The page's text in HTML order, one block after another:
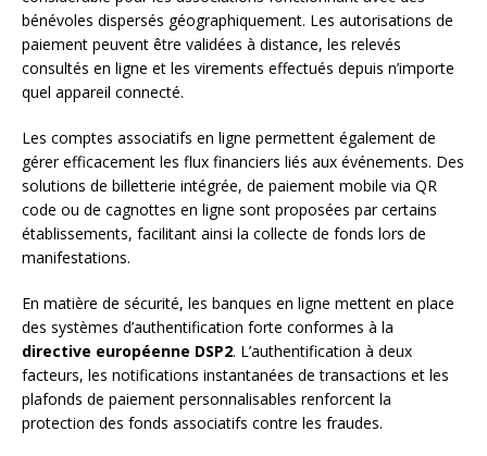
bénévoles dispersés géographiquement. Les autorisations de
paiement peuvent être validées à distance, les relevés
consultés en ligne et les virements effectués depuis n’importe
quel appareil connecté.
Les comptes associatifs en ligne permettent également de
gérer efficacement les flux financiers liés aux événements. Des
solutions de billetterie intégrée, de paiement mobile via QR
code ou de cagnottes en ligne sont proposées par certains
établissements, facilitant ainsi la collecte de fonds lors de
manifestations.
En matière de sécurité, les banques en ligne mettent en place
des systèmes d’authentification forte conformes à la
directive européenne DSP2. L’authentification à deux
facteurs, les notifications instantanées de transactions et les
plafonds de paiement personnalisables renforcent la
protection des fonds associatifs contre les fraudes.